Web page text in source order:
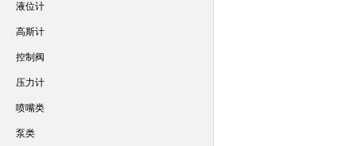
液位计
高斯计
控制阀
压力计
喷嘴类
泵类